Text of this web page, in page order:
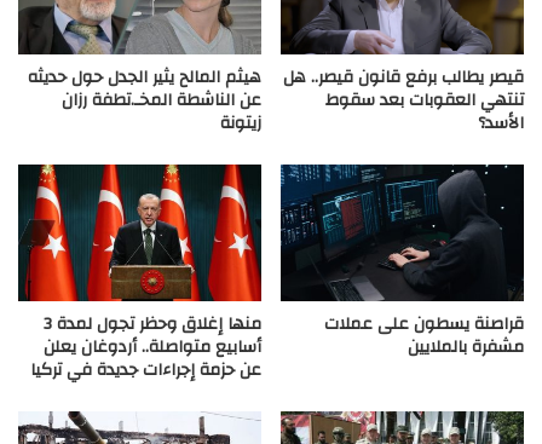
قيصر يطالب برفع قانون قيصر.. هل
تنتهي العقوبات بعد سقوط
الأسد؟
هيثم المالح يثير الجدل حول حديثه
عن الناشطة المخـ.تطفة رزان
زيتونة
قراصنة يسطون على عملات
مشفرة بالملايين
منها إغلاق وحظر تجول لمدة 3
أسابيع متواصلة.. أردوغان يعلن
عن حزمة إجراءات جديدة في تركيا